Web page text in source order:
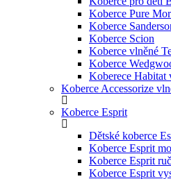
Koberce Pure
Koberce
Koberce Scion
Koberce vlněné
Koberce
Koberece Habitat
Koberce Accessorize
Koberce Esprit
Dětské koberce
Koberce Esprit
Koberce Esprit
Koberce Esprit